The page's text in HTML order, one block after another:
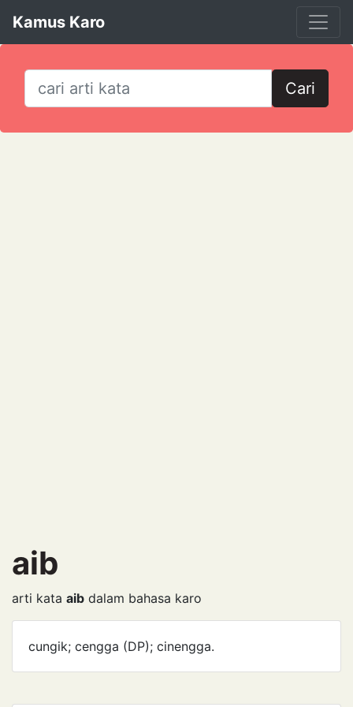
Kamus Karo
Cari
aib
arti kata aib dalam bahasa karo
cungik; cengga (DP); cinengga.